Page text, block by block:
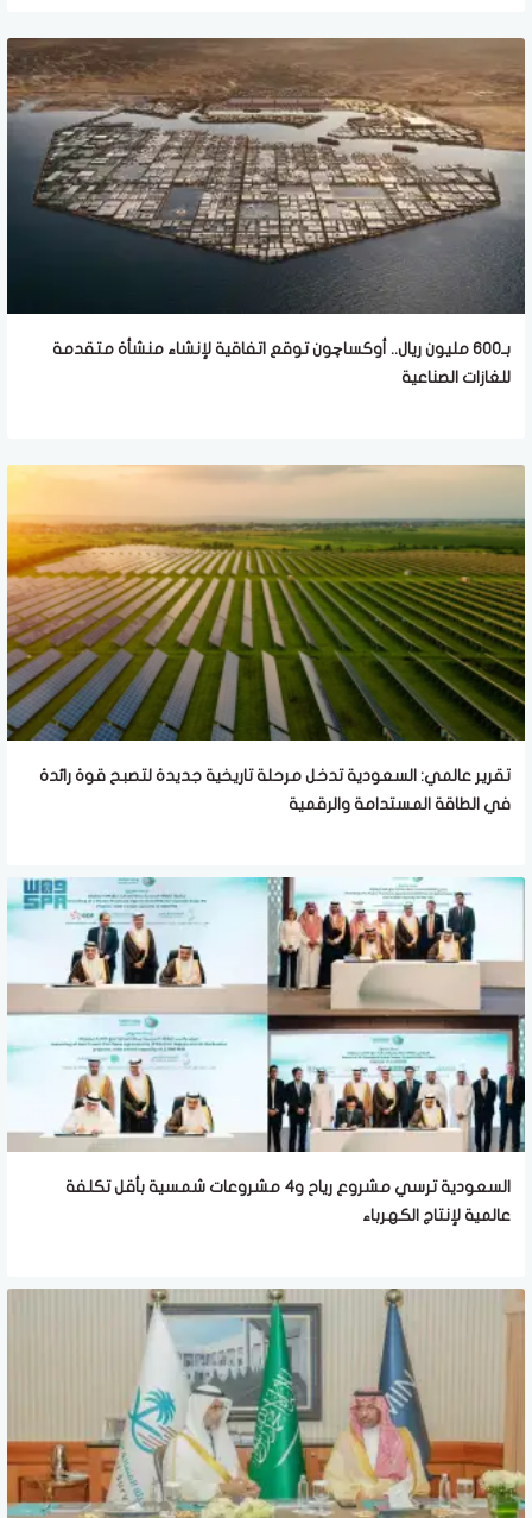
بـ600 مليون ريال.. أوكساچون توقع اتفاقية لإنشاء منشأة متقدمة
للغازات الصناعية
تقرير عالمي: السعودية تدخل مرحلة تاريخية جديدة لتصبح قوة رائدة
في الطاقة المستدامة والرقمية
السعودية ترسي مشروع رياح و4 مشروعات شمسية بأقل تكلفة
عالمية لإنتاج الكهرباء